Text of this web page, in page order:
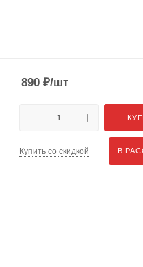
890 ₽/шт
Купить со скидкой В